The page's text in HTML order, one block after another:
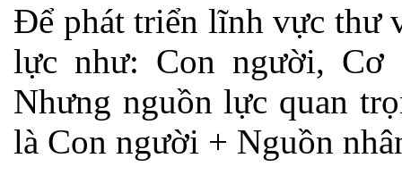
Để phát triển lĩnh vực thư
lực như: Con người,
Nhưng nguồn lực quan
là Con người + Nguồn